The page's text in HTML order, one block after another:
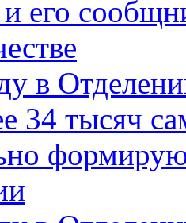
его
в
34 тысяч